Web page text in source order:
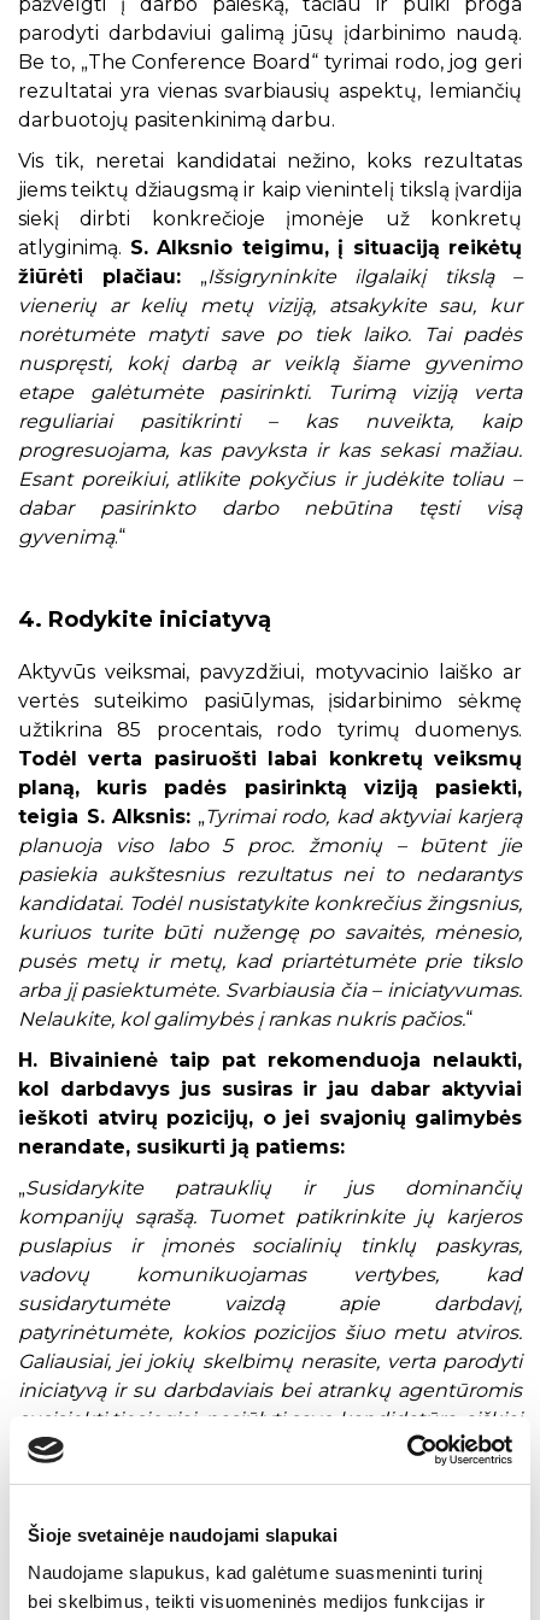
Šioje svetainėje naudojami slapukai
Naudojame slapukus, kad galėtume suasmeninti turinį
bei skelbimus, teikti visuomeninės medijos funkcijas ir
parodyti darbdaviui galimą jūsų įdarbinimo naudą.
Be to, „The Conference Board“ tyrimai rodo, jog geri
rezultatai yra vienas svarbiausių aspektų, lemiančių
darbuotojų pasitenkinimą darbu.
Vis tik, neretai kandidatai nežino, koks rezultatas
jiems teiktų džiaugsmą ir kaip vienintelį tikslą įvardija
siekį dirbti konkrečioje įmonėje už konkretų
atlyginimą. S. Alksnio teigimu, į situaciją reikėtų
žiūrėti plačiau: „Išsigryninkite ilgalaikį tikslą –
vienerių ar kelių metų viziją, atsakykite sau, kur
norėtumėte matyti save po tiek laiko. Tai padės
nuspręsti, kokį darbą ar veiklą šiame gyvenimo
etape galėtumėte pasirinkti. Turimą viziją verta
reguliariai pasitikrinti – kas nuveikta, kaip
progresuojama, kas pavyksta ir kas sekasi mažiau.
Esant poreikiui, atlikite pokyčius ir judėkite toliau –
dabar pasirinkto darbo nebūtina tęsti visą
gyvenimą.“
4. Rodykite iniciatyvą
Aktyvūs veiksmai, pavyzdžiui, motyvacinio laiško ar
vertės suteikimo pasiūlymas, įsidarbinimo sėkmę
užtikrina 85 procentais, rodo tyrimų duomenys.
Todėl verta pasiruošti labai konkretų veiksmų
planą, kuris padės pasirinktą viziją pasiekti,
teigia S. Alksnis: „Tyrimai rodo, kad aktyviai karjerą
planuoja viso labo 5 proc. žmonių – būtent jie
pasiekia aukštesnius rezultatus nei to nedarantys
kandidatai. Todėl nusistatykite konkrečius žingsnius,
kuriuos turite būti nužengę po savaitės, mėnesio,
pusės metų ir metų, kad priartėtumėte prie tikslo
arba jį pasiektumėte. Svarbiausia čia – iniciatyvumas.
Nelaukite, kol galimybės į rankas nukris pačios.“
H. Bivainienė taip pat rekomenduoja nelaukti,
kol darbdavys jus susiras ir jau dabar aktyviai
ieškoti atvirų pozicijų, o jei svajonių galimybės
nerandate, susikurti ją patiems:
„Susidarykite patrauklių ir jus dominančių
kompanijų sąrašą. Tuomet patikrinkite jų karjeros
puslapius ir įmonės socialinių tinklų paskyras,
vadovų komunikuojamas vertybes, kad
susidarytumėte vaizdą apie darbdavį,
patyrinėtumėte, kokios pozicijos šiuo metu atviros.
Galiausiai, jei jokių skelbimų nerasite, verta parodyti
iniciatyvą ir su darbdaviais bei atrankų agentūromis
susisiekti tiesiogiai, pasiūlyti savo kandidatūrą, aiškiai
nurodant, kokią vertę galite atnešti organizacijai.
pozicijai, tačiau po vertės suteikimo pasiūlymo, gyvo
susitikimo savo nuomonę pakeičia“, – sako H.
Bivainienė.